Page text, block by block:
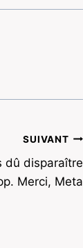
SUIVANT
dû disparaître
Merci, Meta